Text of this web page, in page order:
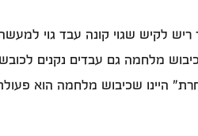
לקיש שגוי קונה עבד גוי
מלחמה גם עבדים נקנים
היינו שכיבוש מלחמה הוא פעולת